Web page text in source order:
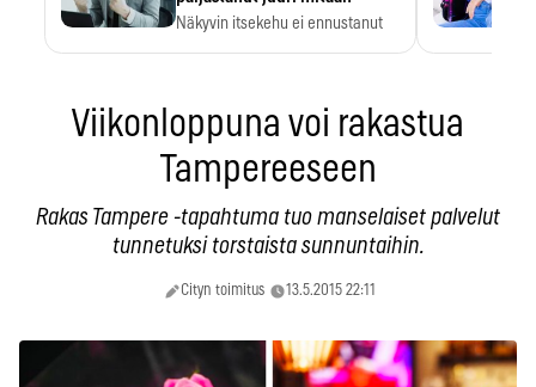
Näkyvin itsekehu ei ennustanut
Viikonloppuna voi rakastua
Tampereeseen
Rakas Tampere -tapahtuma tuo manselaiset palvelut
tunnetuksi torstaista sunnuntaihin.
Cityn toimitus 13.5.2015 22:11